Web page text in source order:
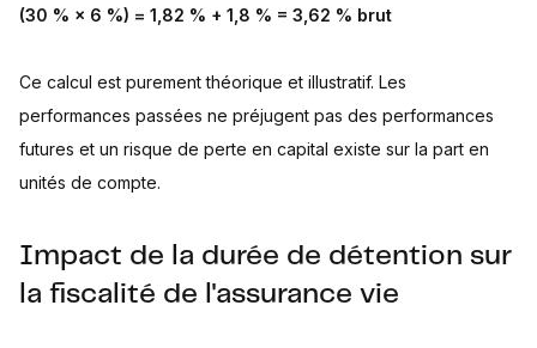
(30 % × 6 %) = 1,82 % + 1,8 % = 3,62 % brut
Ce calcul est purement théorique et illustratif. Les
performances passées ne préjugent pas des performances
futures et un risque de perte en capital existe sur la part en
unités de compte.
Impact de la durée de détention sur
la fiscalité de l'assurance vie